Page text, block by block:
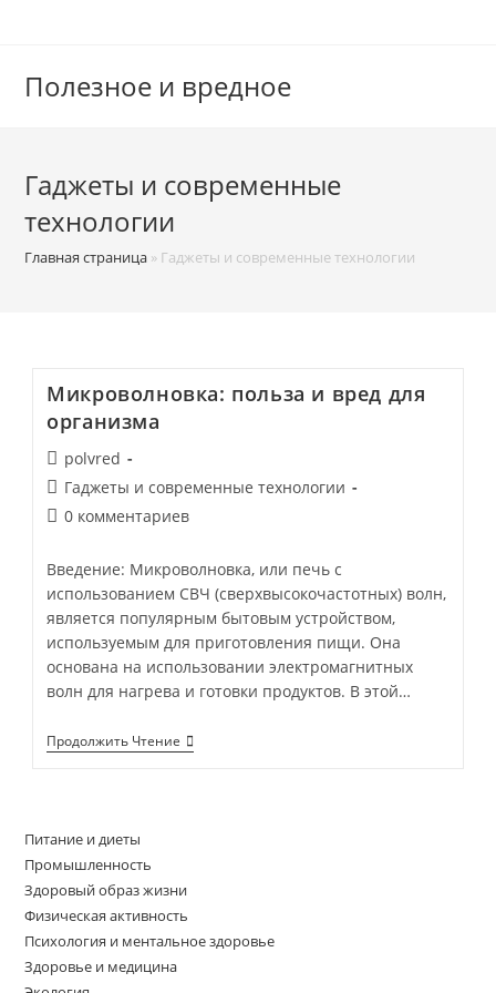
Полезное и вредное
Гаджеты и современные
технологии
Главная страница » Гаджеты и современные технологии
Микроволновка: польза и вред для
организма
Автор
записи:
polvred
Рубрика
записи:
Гаджеты и современные технологии
Комментарии
записи:
0 комментариев
Введение: Микроволновка, или печь с
использованием СВЧ (сверхвысокочастотных) волн,
является популярным бытовым устройством,
используемым для приготовления пищи. Она
основана на использовании электромагнитных
волн для нагрева и готовки продуктов. В этой…
Продолжить Чтение Микроволновка:
Польза
Питание и диеты
Промышленность
Здоровый образ жизни
Физическая активность
Психология и ментальное здоровье
Здоровье и медицина